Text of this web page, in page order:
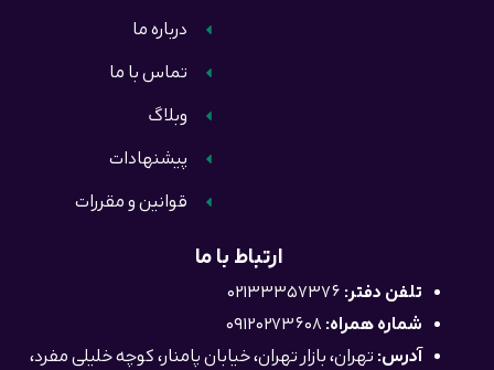
درباره ما
تماس با ما
وبلاگ
پیشنهادات
قوانین و مقررات
ارتباط با ما
تلفن دفتر: 02133357376
شماره همراه: 09120273608
آدرس: تهران، بازار تهران، خیابان پامنار، کوچه خلیلی مفرد،